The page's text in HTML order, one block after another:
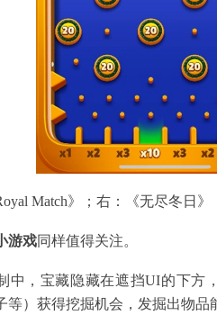
Match》；右：《无尽冬日
游戏同样值得关注。
中，宝藏隐藏在遮挡UI的下方
等）获得挖掘机会，发掘出物